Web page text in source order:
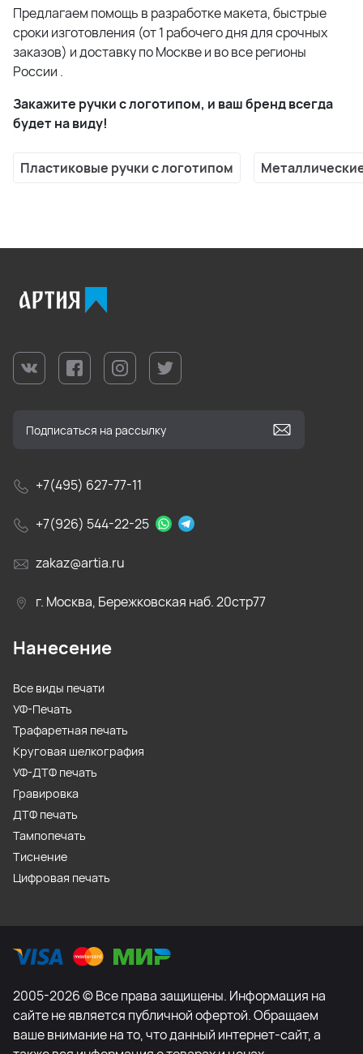
Предлагаем помощь в разработке макета, быстрые
сроки изготовления (от 1 рабочего дня для срочных
заказов) и доставку по Москве и во все регионы
России .
Закажите ручки с логотипом, и ваш бренд всегда
будет на виду!
Пластиковые ручки с логотипом
+7(495) 627-77-11
+7(926) 544-22-25
zakaz@artia.ru
г. Москва, Бережковская наб. 20стр77
Нанесение
Все виды печати
УФ-Печать
Трафаретная печать
Круговая шелкография
УФ-ДТФ печать
Гравировка
ДТФ печать
Тампопечать
Тиснение
Цифровая печать
2005-2026 © Все права защищены. Информация на
сайте не является публичной офертой. Обращаем
ваше внимание на то, что данный интернет-сайт, а